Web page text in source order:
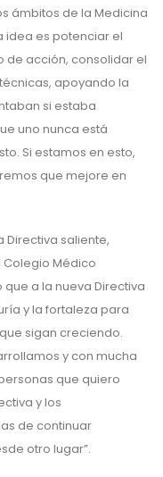
ámbitos de la Medicina
idea es potenciar el
de acción, consolidar el
apoyando la
si estaba
uno nunca está
Si estamos en esto,
que mejore en
Directiva saliente,
Colegio Médico
a la nueva Directiva
y la fortaleza para
sigan creciendo.
y con mucha
que quiero
y los
de continuar
otro lugar”.